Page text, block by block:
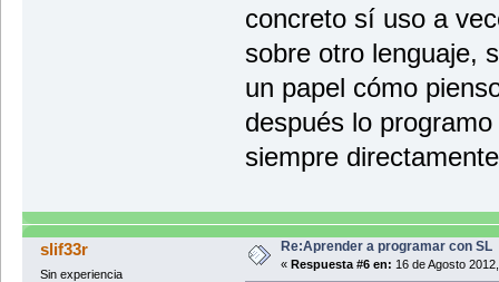
concreto sí uso a
sobre otro lenguaje,
un papel cómo
después lo
siempre
slif33r
Sin experiencia
Re:Aprender a programar con SL
« Respuesta #6 en: 16 de Agosto